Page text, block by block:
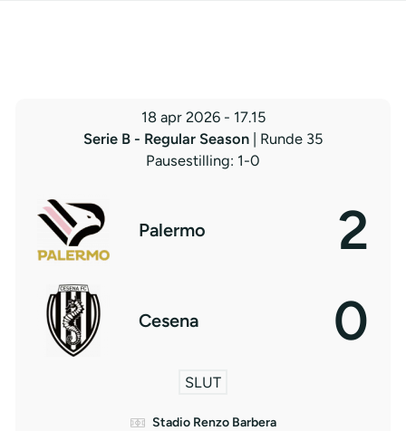
18 apr 2026 - 17.15
Serie B - Regular Season
| Runde 35
Pausestilling: 1-0
Palermo 2
Cesena 0
SLUT
Stadio Renzo Barbera